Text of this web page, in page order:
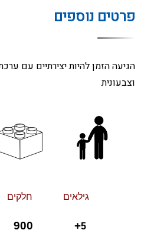
פרטים נוספים
הגיעה הזמן להיות יצירתיים עם
וצבעונית
גילאים חלקים
5
+